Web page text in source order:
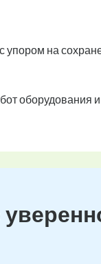
упором на
оборудования